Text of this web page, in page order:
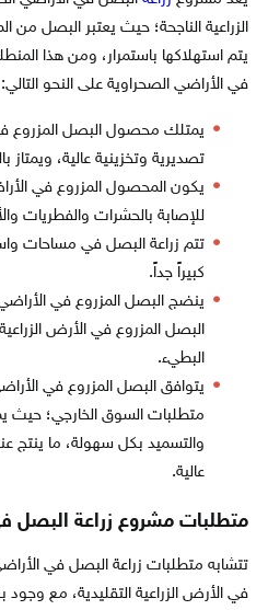
الزراعية الناجحة؛ حيث يعتبر البصل من
يتم استهلاكها باستمرار، ومن هذا
في الأراضي الصحراوية على النحو التالي:
يمتلك محصول البصل المزروع
تصديرية وتخزينية عالية، ويمتاز
يكون المحصول المزروع في
للإصابة بالحشرات والفطريات
تتم زراعة البصل في مساحات
كبيراً جداً.
ينضج البصل المزروع في
البصل المزروع في الأرض
البطيء.
يتوافق البصل المزروع في
متطلبات السوق الخارجي؛ حيث
والتسميد بكل سهولة، ما
عالية.
متطلبات مشروع زراعة البصل
تتشابه متطلبات زراعة البصل في
في الأرض الزراعية التقليدية، مع